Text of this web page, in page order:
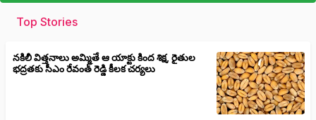
Top Stories
నకిలీ విత్తనాలు అమ్మితే ఆ యాక్టు కింద శిక్ష, రైతుల
భద్రతకు సీఎం రేవంత్ రెడ్డి కీలక చర్యలు